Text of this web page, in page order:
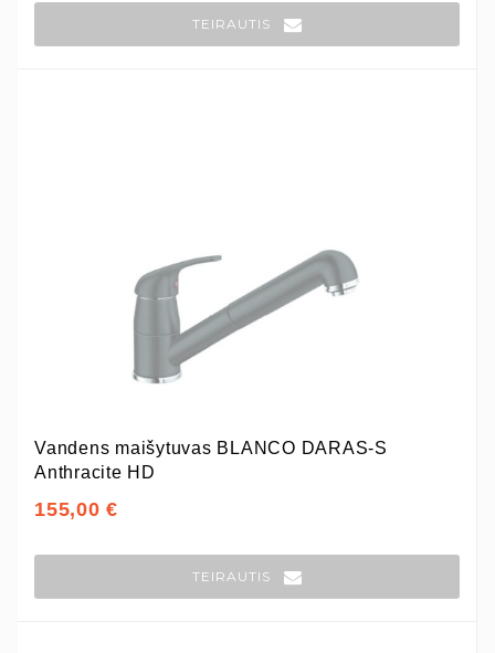
TEIRAUTIS
Vandens maišytuvas BLANCO DARAS-S
Anthracite HD
155,00 €
TEIRAUTIS